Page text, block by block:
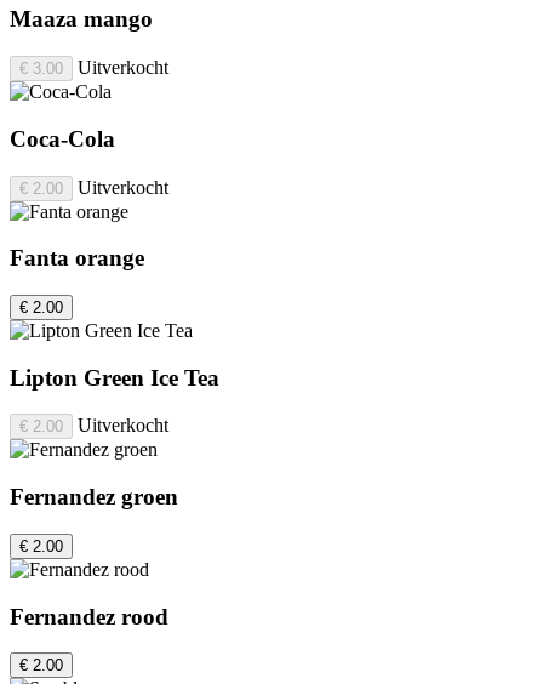
Maaza mango
€ 3.00 Uitverkocht
Coca-Cola
€ 2.00 Uitverkocht
Fanta orange
€ 2.00
Lipton Green Ice Tea
€ 2.00 Uitverkocht
Fernandez groen
€ 2.00
Fernandez rood
€ 2.00